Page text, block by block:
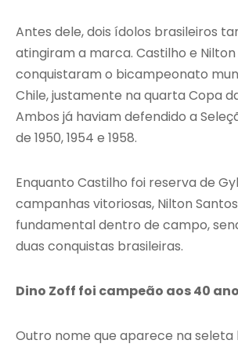
Antes dele, dois ídolos brasileiros
atingiram a marca. Castilho e Nilton
conquistaram o bicampeonato
Chile, justamente na quarta Copa
Ambos já haviam defendido a
de 1950, 1954 e 1958.
Enquanto Castilho foi reserva de
campanhas vitoriosas, Nilton
fundamental dentro de campo,
duas conquistas brasileiras.
Dino Zoff foi campeão aos 40
Outro nome que aparece na seleta